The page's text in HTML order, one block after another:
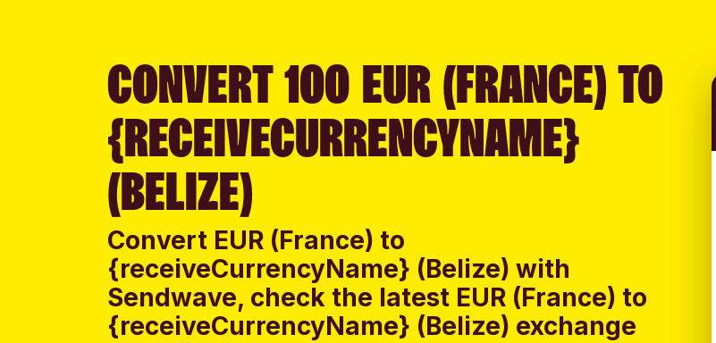
CONVERT 100 EUR (FRANCE) TO
{RECEIVECURRENCYNAME}
(BELIZE)
Convert EUR (France) to
{receiveCurrencyName} (Belize) with
Sendwave, check the latest EUR (France) to
{receiveCurrencyName} (Belize) exchange